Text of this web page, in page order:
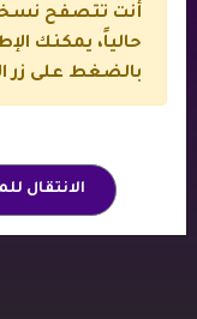
أخبار
أنت تتصفح
حالياً، يمكنك
بالضغط على زر
الانتقال